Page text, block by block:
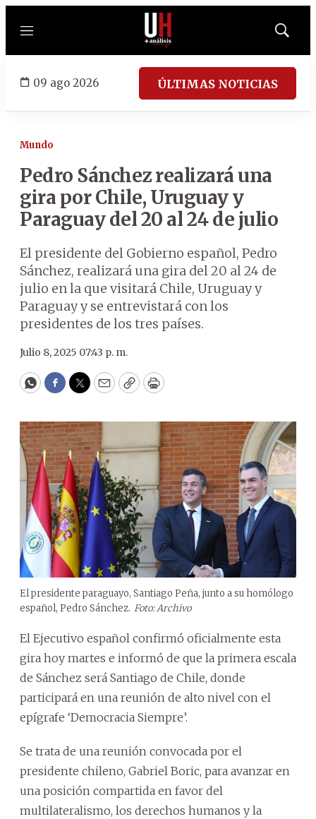
Menú
Mostrar
09 ago 2026 ÚLTIMAS NOTICIAS
Mundo
Pedro Sánchez realizará una
gira por Chile, Uruguay y
Paraguay del 20 al 24 de julio
El presidente del Gobierno español, Pedro
Sánchez, realizará una gira del 20 al 24 de
julio en la que visitará Chile, Uruguay y
Paraguay y se entrevistará con los
presidentes de los tres países.
Julio 8, 2025 07:43 p. m.
WhatsApp
Facebook
Twitter
EmailCopyPrint
El presidente paraguayo, Santiago Peña, junto a su homólogo
español, Pedro Sánchez. Foto: Archivo
El Ejecutivo español confirmó oficialmente esta
gira hoy martes e informó de que la primera escala
de Sánchez será Santiago de Chile, donde
participará en una reunión de alto nivel con el
epígrafe ‘Democracia Siempre’.
Se trata de una reunión convocada por el
presidente chileno, Gabriel Boric, para avanzar en
una posición compartida en favor del
multilateralismo, los derechos humanos y la